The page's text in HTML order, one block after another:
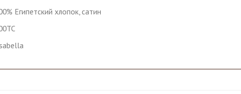
Египетский хлопок, сатин